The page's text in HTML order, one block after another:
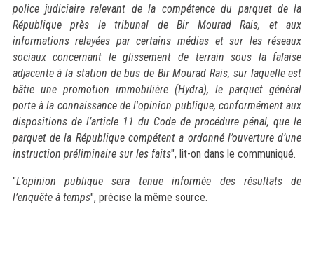
police judiciaire relevant de la compétence du parquet de la
République près le tribunal de Bir Mourad Rais, et aux
informations relayées par certains médias et sur les réseaux
sociaux concernant le glissement de terrain sous la falaise
adjacente à la station de bus de Bir Mourad Rais, sur laquelle est
bâtie une promotion immobilière (Hydra), le parquet général
porte à la connaissance de l'opinion publique, conformément aux
dispositions de l’article 11 du Code de procédure pénal, que le
parquet de la République compétent a ordonné l’ouverture d’une
instruction préliminaire sur les faits", lit-on dans le communiqué.
"L’opinion publique sera tenue informée des résultats de
l’enquête à temps", précise la même source.